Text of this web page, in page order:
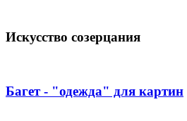
Искусство созерцания
Багет - "одежда" для картин